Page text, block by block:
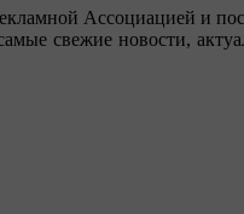
Ассоциацией и
свежие новости,